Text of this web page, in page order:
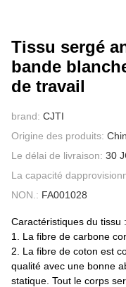
Tissu sergé
bande
de travail
brand: CJTI
Origine des produits:
Le délai de livraison: 30
La capacité
NON.: FA001028
Caractéristiques du tissu :
1. La fibre de carbone
2. La fibre de coton est
qualité avec une bonne
statique. Tout le corps